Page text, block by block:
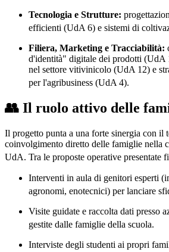
Tecnologia e Strutture:
efficienti (UdA 6) e sistemi di
Filiera, Marketing e Tracciabilità:
d'identità" digitale dei prodotti (UdA
nel settore vitivinicolo (UdA 12) e
per l'agribusiness (UdA 4).
👥 Il ruolo attivo delle
Il progetto punta a una forte sinergia con il
coinvolgimento diretto delle famiglie nella
UdA. Tra le proposte operative presentate
Interventi in aula di genitori esperti
agronomi, enotecnici) per lanciare
Visite guidate e raccolta dati presso
gestite dalle famiglie della scuola.
Interviste degli studenti ai propri